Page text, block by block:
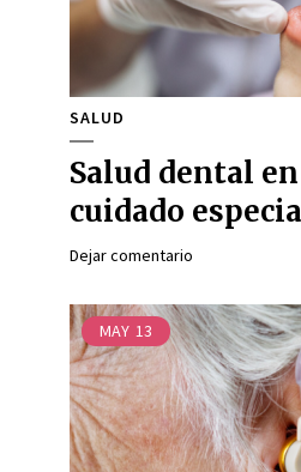
SALUD
Salud dental
cuidado
Dejar comentario
MAY 13